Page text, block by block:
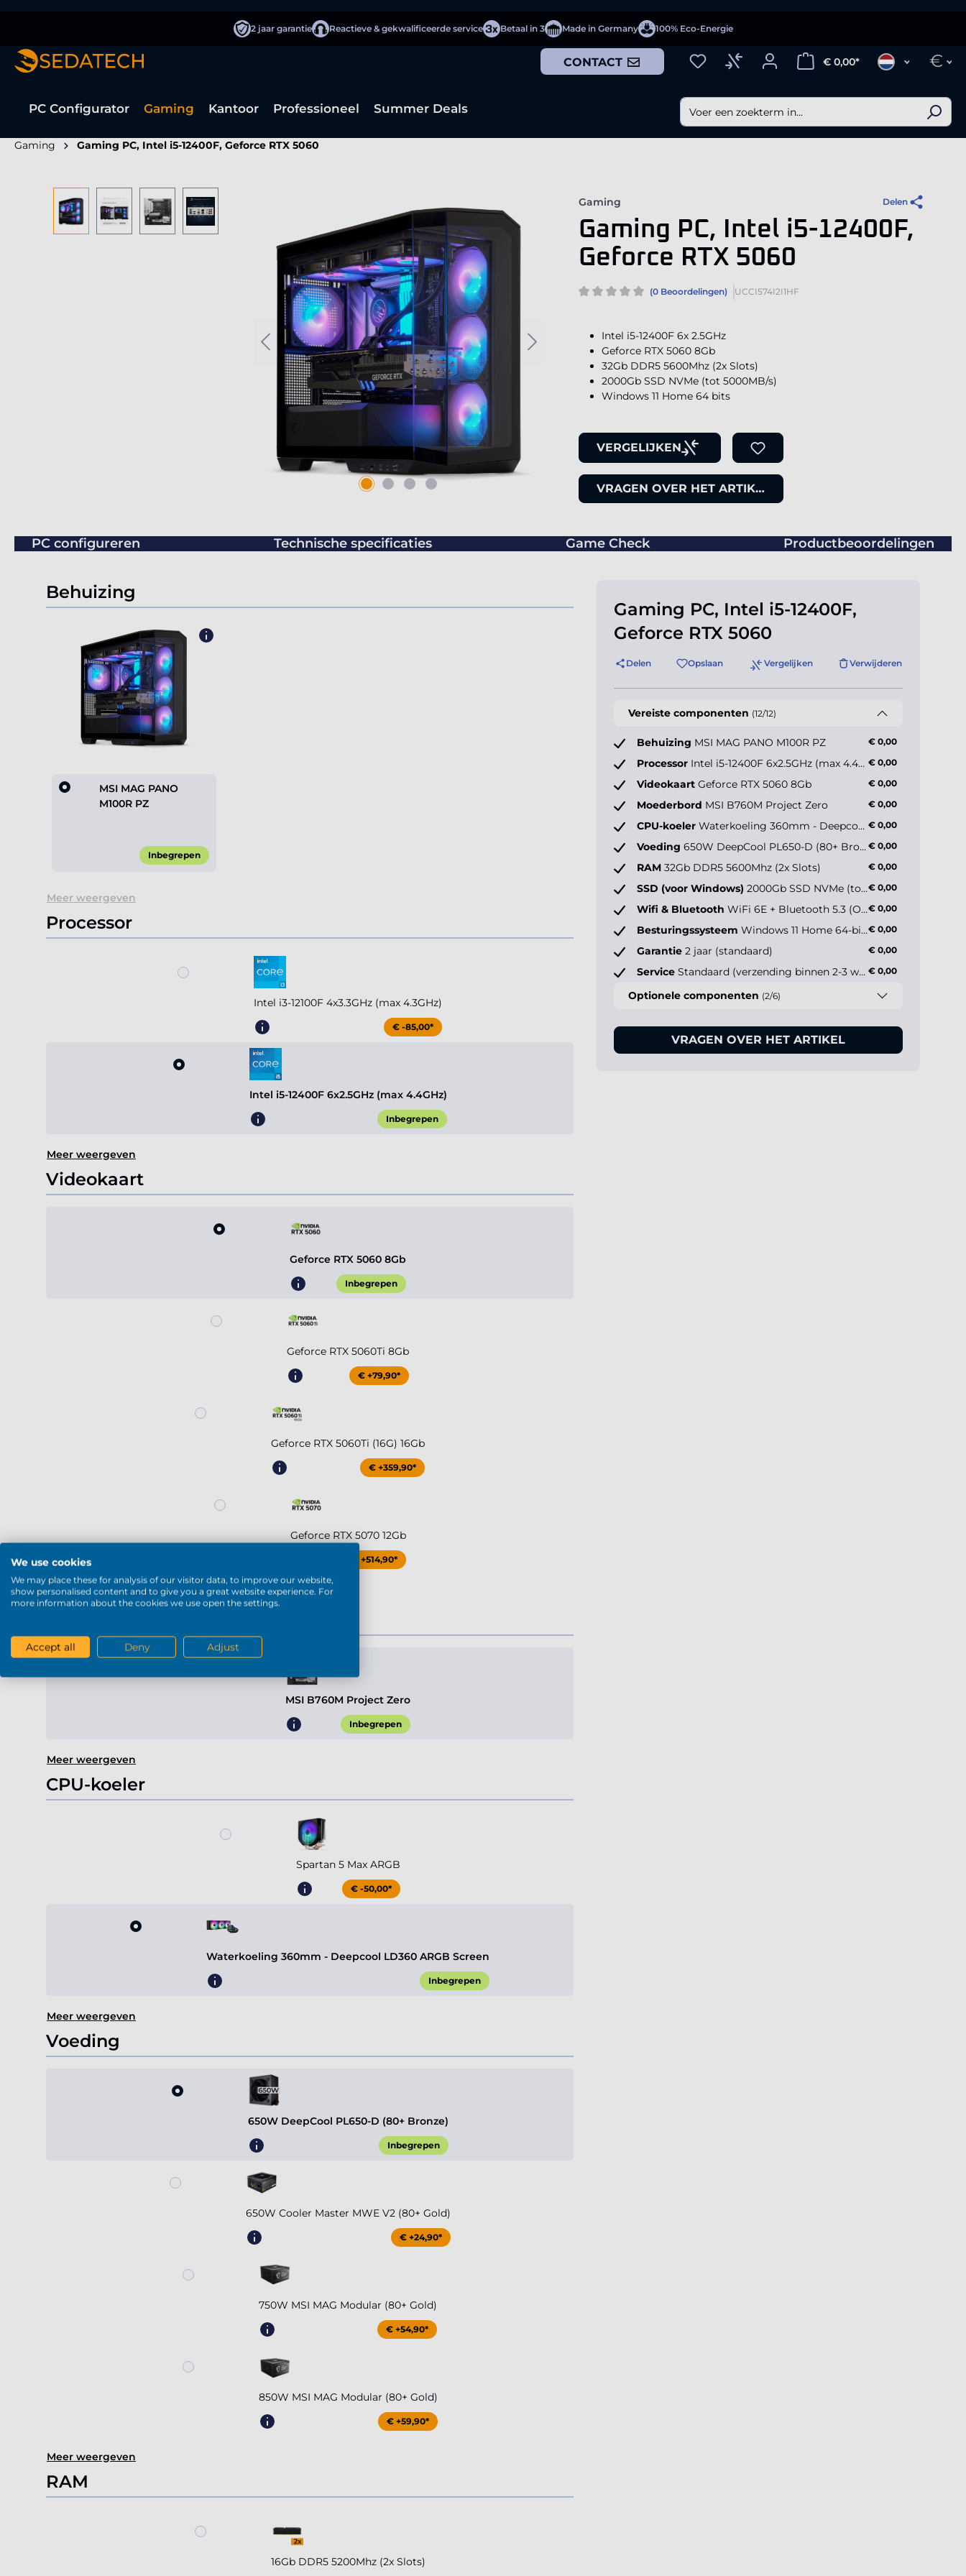
2 jaar garantie Reactieve & gekwalificeerde service Betaal in 3 Made in Germany 100% Eco-Energie
CONTACT € 0,00* €
PC Configurator Gaming Kantoor Professioneel Summer Deals
Gaming Gaming PC, Intel i5-12400F, Geforce RTX 5060
Gaming Delen
Gaming PC, Intel i5-12400F,
Geforce RTX 5060
(0 Beoordelingen) UCCI574I2I1HF
Intel i5-12400F 6x 2.5GHz
Geforce RTX 5060 8Gb
32Gb DDR5 5600Mhz (2x Slots)
2000Gb SSD NVMe (tot 5000MB/s)
Windows 11 Home 64 bits
VERGELIJKEN
VRAGEN OVER HET ARTIKEL
PC configureren Technische specificaties Game Check Productbeoordelingen
Behuizing
MSI MAG PANO
M100R PZ
Inbegrepen
1
of
1
Meer weergeven
Processor
Intel i3-12100F 4x3.3GHz (max 4.3GHz)
€ -85,00*
Intel i5-12400F 6x2.5GHz (max 4.4GHz)
Inbegrepen
Meer weergeven
Videokaart
Geforce RTX 5060 8Gb
Inbegrepen
Geforce RTX 5060Ti 8Gb
€ +79,90*
Geforce RTX 5060Ti (16G) 16Gb
€ +359,90*
Geforce RTX 5070 12Gb
€ +514,90*
Meer weergeven
MSI B760M Project Zero
Inbegrepen
Meer weergeven
CPU-koeler
Spartan 5 Max ARGB
€ -50,00*
Waterkoeling 360mm - Deepcool LD360 ARGB Screen
Inbegrepen
Meer weergeven
Voeding
650W DeepCool PL650-D (80+ Bronze)
Inbegrepen
650W Cooler Master MWE V2 (80+ Gold)
€ +24,90*
750W MSI MAG Modular (80+ Gold)
€ +54,90*
850W MSI MAG Modular (80+ Gold)
€ +59,90*
Meer weergeven
RAM
16Gb DDR5 5200Mhz (2x Slots)
Gaming PC, Intel i5-12400F,
Geforce RTX 5060
Delen Opslaan Vergelijken Verwijderen
Vereiste componenten (12/12)
Behuizing MSI MAG PANO M100R PZ € 0,00
Processor Intel i5-12400F 6x2.5GHz (max 4.4GHz) € 0,00
Videokaart Geforce RTX 5060 8Gb € 0,00
Moederbord MSI B760M Project Zero € 0,00
CPU-koeler Waterkoeling 360mm - Deepcool LD360 ARGB Screen € 0,00
Voeding 650W DeepCool PL650-D (80+ Bronze) € 0,00
RAM 32Gb DDR5 5600Mhz (2x Slots) € 0,00
SSD (voor Windows) 2000Gb SSD NVMe (tot 5000MB/s)€ 0,00
Wifi & Bluetooth WiFi 6E + Bluetooth 5.3 (Onboard)€ 0,00
Besturingssysteem Windows 11 Home 64-bit NL€ 0,00
Garantie 2 jaar (standaard) € 0,00
Service Standaard (verzending binnen 2-3 werkdagen) € 0,00
Optionele componenten (2/6)
VRAGEN OVER HET ARTIKEL
We use cookies
We may place these for analysis of our visitor data, to improve our website,
show personalised content and to give you a great website experience. For
more information about the cookies we use open the settings.
Accept all Deny Adjust